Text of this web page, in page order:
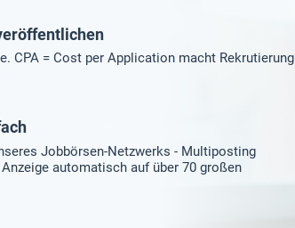
CPA = Cost per Application macht Rekrutierung
Jobbörsen-Netzwerks - Multiposting
automatisch auf über 70 großen